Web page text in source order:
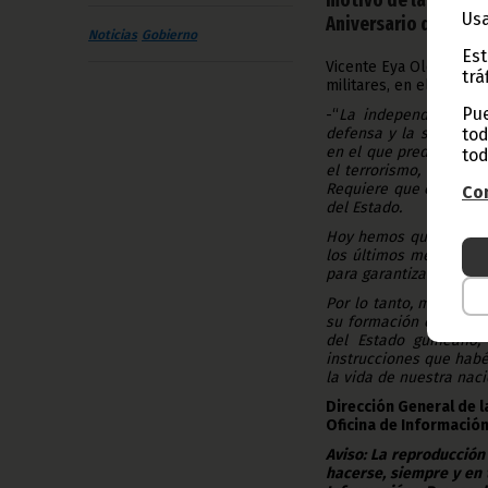
Noticias Gobierno
Aniversario del
Vicente Eya Olomo ha
militares, en el acto
-“La independencia
defensa y la
en el que predominan
el terrorismo, la
Requiere que cada
del Estado.
Hoy hemos querido
los últimos meses, se
para garantizar la paz
Por lo tanto, me cabe
su formación en los
del Estado
instrucciones que
la vida de nuestra
Dirección General de
Oficina de
Aviso: La
hacerse, siempre y